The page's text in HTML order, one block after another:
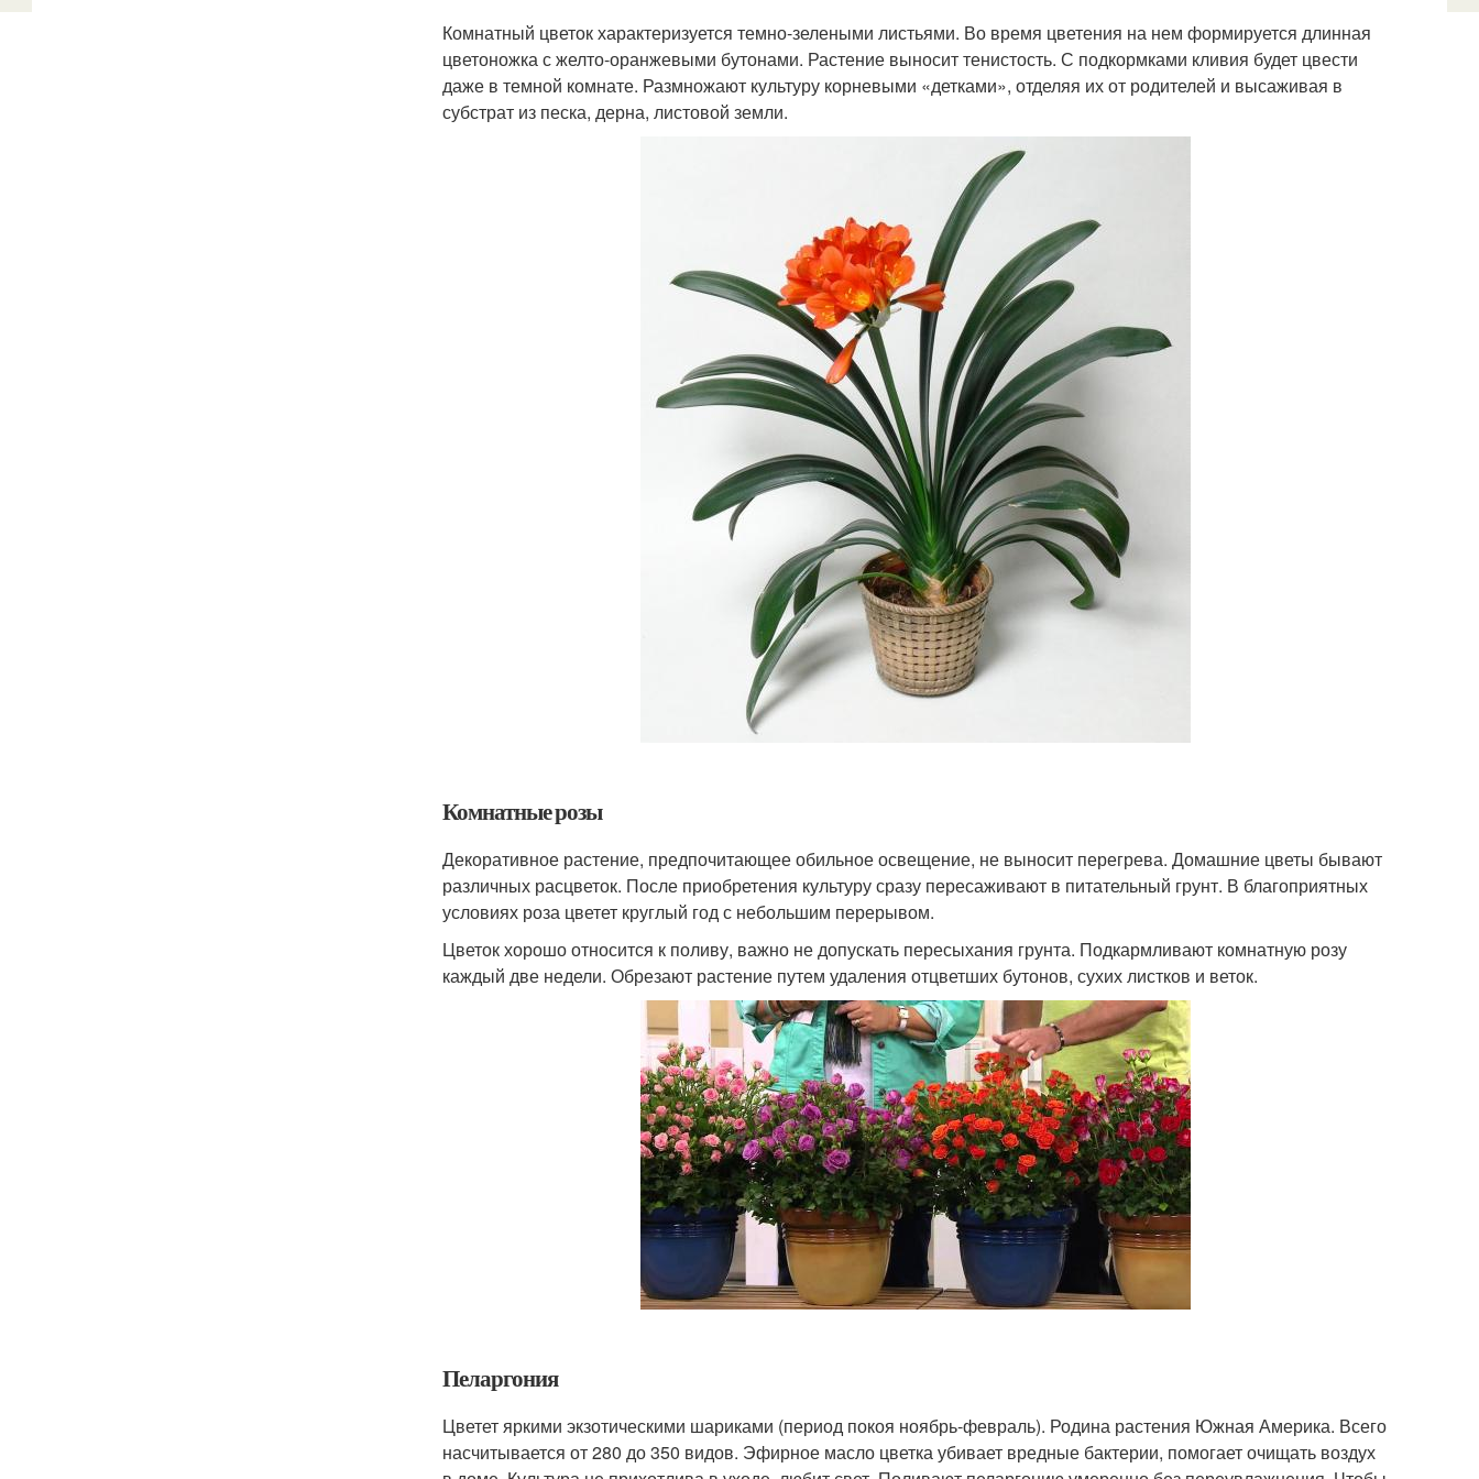
Комнатный цветок характеризуется темно-зелеными листьями. Во время цветения на нем формируется длинная
цветоножка с желто-оранжевыми бутонами. Растение выносит тенистость. С подкормками кливия будет цвести
даже в темной комнате. Размножают культуру корневыми «детками», отделяя их от родителей и высаживая в
субстрат из песка, дерна, листовой земли.
Комнатные розы
Декоративное растение, предпочитающее обильное освещение, не выносит перегрева. Домашние цветы бывают
различных расцветок. После приобретения культуру сразу пересаживают в питательный грунт. В благоприятных
условиях роза цветет круглый год с небольшим перерывом.
Цветок хорошо относится к поливу, важно не допускать пересыхания грунта. Подкармливают комнатную розу
каждый две недели. Обрезают растение путем удаления отцветших бутонов, сухих листков и веток.
Пеларгония
Цветет яркими экзотическими шариками (период покоя ноябрь-февраль). Родина растения Южная Америка. Всего
насчитывается от 280 до 350 видов. Эфирное масло цветка убивает вредные бактерии, помогает очищать воздух